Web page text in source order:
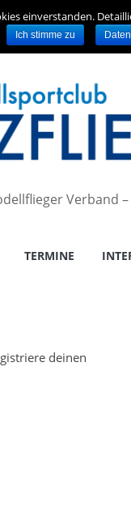
Verband
TERMINE
deinen
einverstanden.
Ich stimme zu